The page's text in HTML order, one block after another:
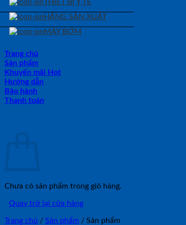
THIẾT BỊ Y TẾ
HÃNG SẢN XUẤT
MÁY BƠM
Trang chủ
Sản phẩm
Khuyến mãi Hot
Hướng dẫn
Bảo hành
Thanh toán
Chưa có sản phẩm trong giỏ hàng.
Quay trở lại cửa hàng
Trang chủ / Sản phẩm / Sản phẩm